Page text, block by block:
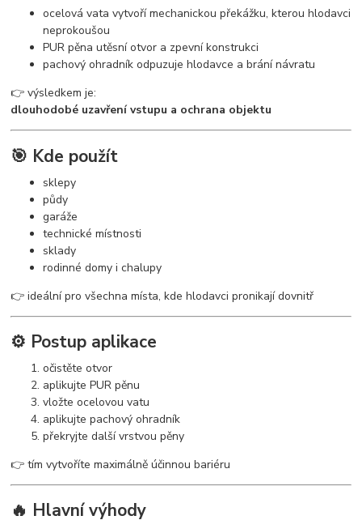
ocelová vata vytvoří mechanickou překážku, kterou hlodavci
neprokoušou
PUR pěna utěsní otvor a zpevní konstrukci
pachový ohradník odpuzuje hlodavce a brání návratu
👉 výsledkem je:
dlouhodobé uzavření vstupu a ochrana objektu
🎯 Kde použít
sklepy
půdy
garáže
technické místnosti
sklady
rodinné domy i chalupy
👉 ideální pro všechna místa, kde hlodavci pronikají dovnitř
⚙️ Postup aplikace
očistěte otvor
aplikujte PUR pěnu
vložte ocelovou vatu
aplikujte pachový ohradník
překryjte další vrstvou pěny
👉 tím vytvoříte maximálně účinnou bariéru
🔥 Hlavní výhody